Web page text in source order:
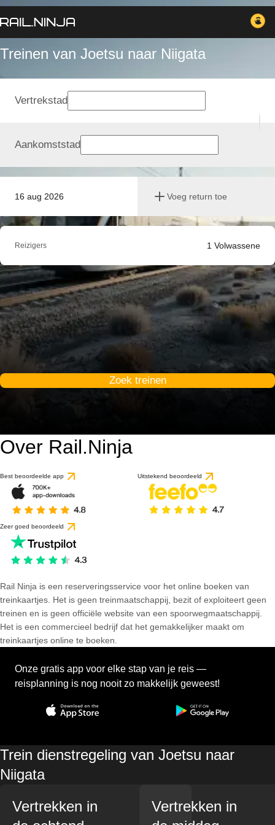
Treinen van Joetsu naar Niigata
16 aug 2026 Voeg return toe
Vertrekstad
Aankomststad
Reizigers 1 Volwassene
Zoek treinen
Over Rail.Ninja
Best beoordeelde app Uitstekend beoordeeld
Zeer goed beoordeeld
Rail Ninja is een reserveringsservice voor het online boeken van
treinkaartjes. Het is geen treinmaatschappij, bezit of exploiteert geen
treinen en is geen officiële website van een spoorwegmaatschappij.
Het is een commercieel bedrijf dat het gemakkelijker maakt om
treinkaartjes online te boeken.
Onze gratis app voor elke stap van je reis —
reisplanning is nog nooit zo makkelijk geweest!
Trein dienstregeling van Joetsu naar
Niigata
Vertrekken in
Vertrekken in